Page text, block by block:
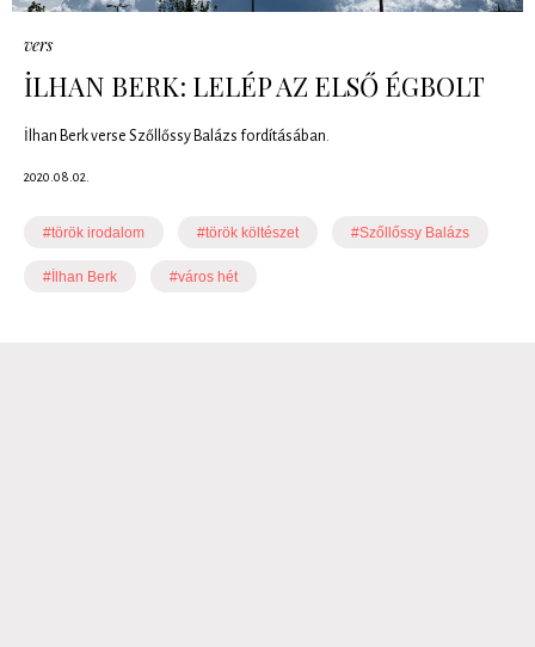
vers
İLHAN BERK: LELÉP AZ ELSŐ ÉGBOLT
İlhan Berk verse Szőllőssy Balázs fordításában.
2020.08.02.
#török irodalom #török költészet #Szőllőssy Balázs
#İlhan Berk #város hét